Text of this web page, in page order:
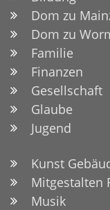
Dom zu
Dom zu
Familie
Finanzen
Gesellschaft
Glaube
Jugend
Kunst
Mitgestalten
Musik